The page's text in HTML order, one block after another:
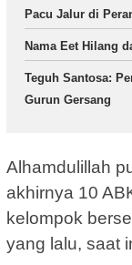
Pacu Jalur di
Nama Eet Hilang
Teguh Santosa:
Gurun Gersang
Alhamdulillah
akhirnya 10
kelompok
yang lalu, saat